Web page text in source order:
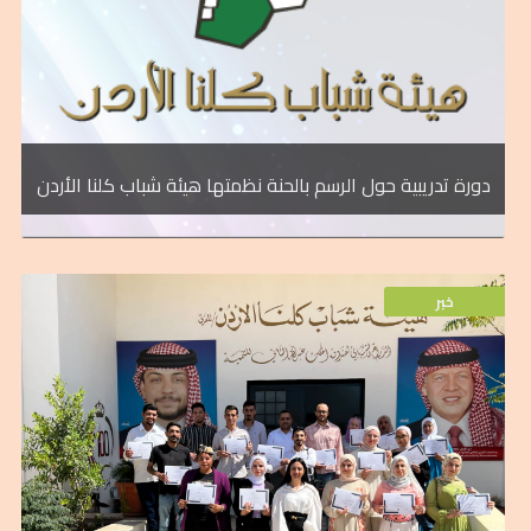
دورة تدريبية حول الرسم بالحنة نظمتها هيئة شباب كلنا الأردن
خبر
نظمت هيئة شباب كلنا الأردن الذراع الشبابي
صندوق الملك عبد الله الثاني للتنمية وبالتعاون
مع مديرية ثقافة محافظة مادبا دورة حول
الرسم بالحنا في مادبا تدريب الفتيات على فنيات
خبر
وادارة منصات العمل الإلكتروني، والتجارة
الإلكترونية، والتسويق الإلكتروني لفريق عمل
محافظة المفرق.